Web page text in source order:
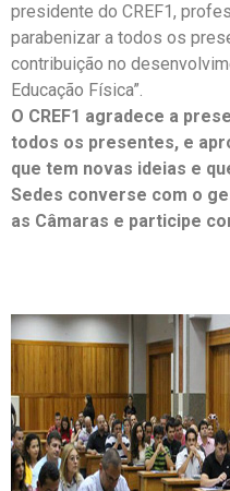
presidente do CREF1,
parabenizar a todos os
contribuição no
Educação Física”.
O CREF1 agradece a
todos os presentes, e
que tem novas ideias e
Sedes converse com o
as Câmaras e participe